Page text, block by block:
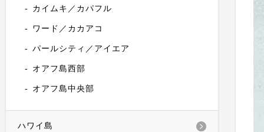
カイムキ／カパフル
ワード／カカアコ
パールシティ／アイエア
オアフ島西部
オアフ島中央部
ハワイ島